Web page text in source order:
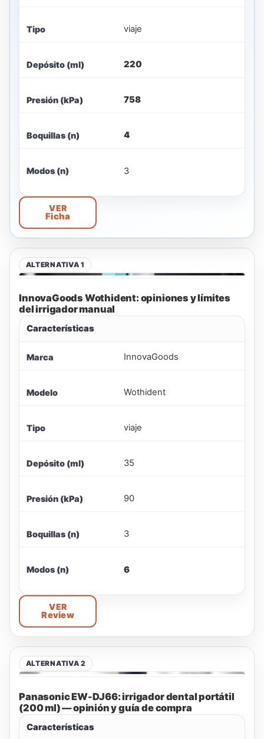
Tipo viaje
Depósito (ml) 220
Presión (kPa) 758
Boquillas (n) 4
Modos (n) 3
VER
Ficha
ALTERNATIVA 1
InnovaGoods Wothident: opiniones y límites
del irrigador manual
Características
Marca InnovaGoods
Modelo Wothident
Tipo viaje
Depósito (ml) 35
Presión (kPa) 90
Boquillas (n) 3
Modos (n) 6
VER
Review
ALTERNATIVA 2
Panasonic EW-DJ66: irrigador dental portátil
(200 ml) — opinión y guía de compra
Características